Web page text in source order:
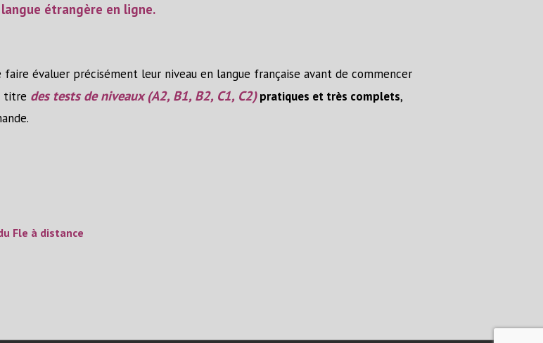
étrangère en ligne.
évaluer précisément leur niveau en langue française avant de commencer
titre des tests de niveaux (A2, B1, B2, C1, C2)pratiques et très complets,
Fle à distance